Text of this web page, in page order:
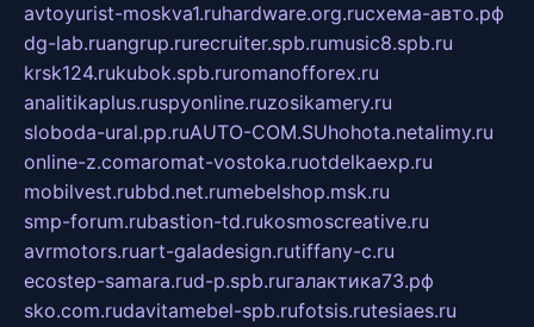
avtoyurist-moskva1.ruhardware.org.ruсхема-авто.рф
dg-lab.ruangrup.rurecruiter.spb.rumusic8.spb.ru
krsk124.rukubok.spb.ruromanofforex.ru
analitikaplus.ruspyonline.ruzosikamery.ru
sloboda-ural.pp.ruAUTO-COM.SUhohota.netalimy.ru
online-z.comaromat-vostoka.ruotdelkaexp.ru
mobilvest.rubbd.net.rumebelshop.msk.ru
smp-forum.rubastion-td.rukosmoscreative.ru
avrmotors.ruart-galadesign.rutiffany-c.ru
ecostep-samara.rud-p.spb.ruгалактика73.рф
sko.com.rudavitamebel-spb.rufotsis.rutesiaes.ru